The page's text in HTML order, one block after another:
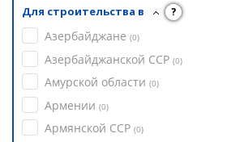
Для строительства в ?
Азербайджане (0)
Азербайджанской ССР (0)
Амурской области (0)
Армении (0)
Армянской ССР (0)